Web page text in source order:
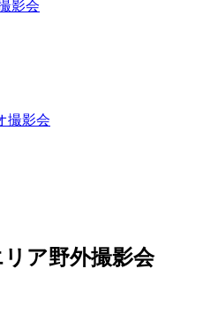
影会
撮影会
リア野外撮影会